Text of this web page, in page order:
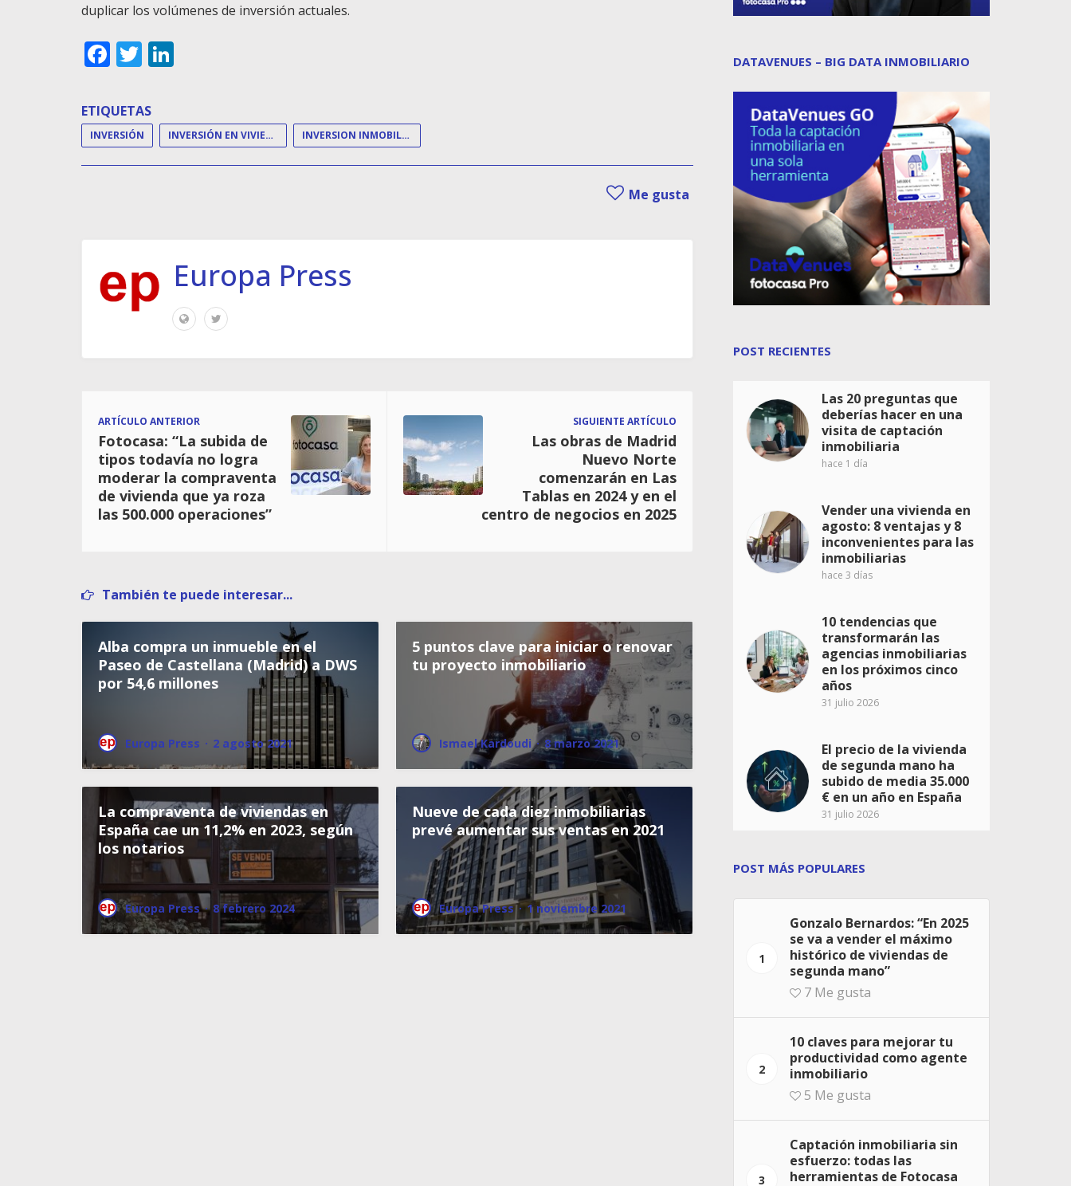
duplicar los volúmenes de inversión actuales.
Facebook
Twitter
ETIQUETAS
INVERSIÓN INVERSIÓN EN VIVIENDA INVERSION INMOBILIARIA
Me gusta
Europa Press
ARTÍCULO ANTERIOR
Fotocasa: “La subida de
tipos todavía no logra
moderar la compraventa
de vivienda que ya roza
las 500.000 operaciones”
SIGUIENTE ARTÍCULO
Las obras de Madrid
Nuevo Norte
comenzarán en Las
Tablas en 2024 y en el
centro de negocios en 2025
También te puede interesar...
Alba compra un inmueble en el
Paseo de Castellana (Madrid) a DWS
por 54,6 millones
Europa Press · 2 agosto 2021
5 puntos clave para iniciar o renovar
tu proyecto inmobiliario
Ismael Kardoudi · 8 marzo 2021
La compraventa de viviendas en
España cae un 11,2% en 2023, según
los notarios
Europa Press · 8 febrero 2024
Nueve de cada diez inmobiliarias
prevé aumentar sus ventas en 2021
Europa Press · 1 noviembre 2021
DATAVENUES – BIG DATA INMOBILIARIO
POST RECIENTES
Las 20 preguntas que
deberías hacer en una
visita de captación
inmobiliaria
hace 1 día
Vender una vivienda en
agosto: 8 ventajas y 8
inconvenientes para las
inmobiliarias
hace 3 días
10 tendencias que
transformarán las
agencias inmobiliarias
en los próximos cinco
años
31 julio 2026
El precio de la vivienda
de segunda mano ha
subido de media 35.000
€ en un año en España
31 julio 2026
POST MÁS POPULARES
1
Gonzalo Bernardos: “En 2025
se va a vender el máximo
histórico de viviendas de
segunda mano”
7 Me gusta
2
10 claves para mejorar tu
productividad como agente
inmobiliario
5 Me gusta
3
Captación inmobiliaria sin
esfuerzo: todas las
herramientas de Fotocasa